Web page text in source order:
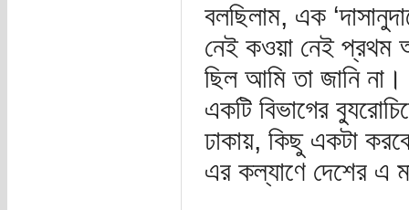
বলছিলাম, এক
নেই কওয়া নেই প্রথম
ছিল আমি তা জানি না।
একটি বিভাগের
ঢাকায়, কিছু একটা
এর কল্যাণে দেশের এ